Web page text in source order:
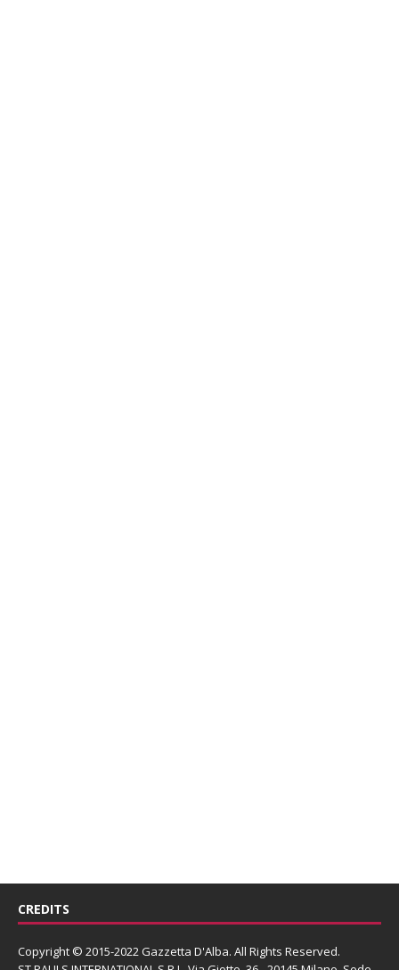
CREDITS
Copyright © 2015-2022 Gazzetta D'Alba. All Rights Reserved.